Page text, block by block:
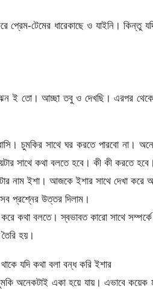
টেমের ধারেকাছে ও যাইনি। কিন্তু
ই তো। আচ্ছা তবু ও দেখছি। এরপর থেকে
চুমকির সাথে ঘর করতে পারবো না।
সাথে কথা বলতে হবে। কী কী করতে
নাম ইশা। আজকে ইশার সাথে দেখা করে
প্রশ্নের উত্তর দিলাম।
কথা বলতে। স্বভাবত কারো সাথে
হয়।
যদি কথা বলা বন্ধ করি ইশার
অনেকটাই একা হয়ে যায়। এভাবে কয়েক